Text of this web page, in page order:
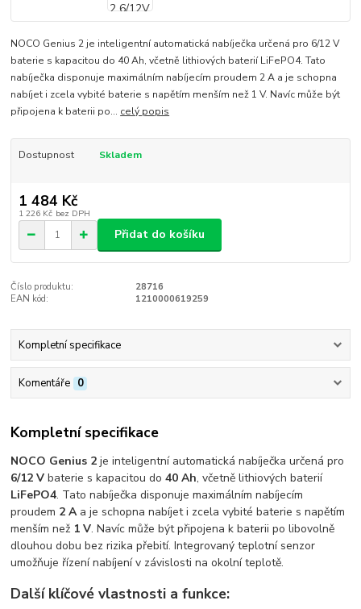
NOCO Genius 2 je inteligentní automatická nabíječka určená pro 6/12 V
baterie s kapacitou do 40 Ah, včetně lithiových baterií LiFePO4. Tato
nabíječka disponuje maximálním nabíjecím proudem 2 A a je schopna
nabíjet i zcela vybité baterie s napětím menším než 1 V. Navíc může být
připojena k baterii po... celý popis
Dostupnost Skladem
1 484 Kč
1 226 Kč bez DPH
Přidat do košíku
Číslo produktu:
28716
EAN kód:
1210000619259
Kompletní specifikace
Komentáře 0
Kompletní specifikace
NOCO Genius 2 je inteligentní automatická nabíječka určená pro
6/12 V baterie s kapacitou do40 Ah, včetně lithiových baterií
LiFePO4. Tato nabíječka disponuje maximálním nabíjecím
proudem 2 Aa je schopna nabíjet i zcela vybité baterie s napětím
menším než 1 V. Navíc může být připojena k baterii po libovolně
dlouhou dobu bez rizika přebití. Integrovaný teplotní senzor
umožňuje řízení nabíjení v závislosti na okolní teplotě.
Další klíčové vlastnosti a funkce: